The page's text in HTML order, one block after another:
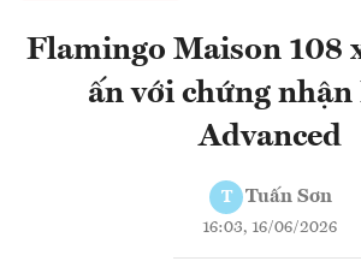
Flamingo Maison 108
ấn với chứng nhận
Advanced
T Tuấn Sơn
16:03, 16/06/2026